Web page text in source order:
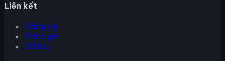
Liên kết
Đăng tin
Đánh giá
Đã lưu